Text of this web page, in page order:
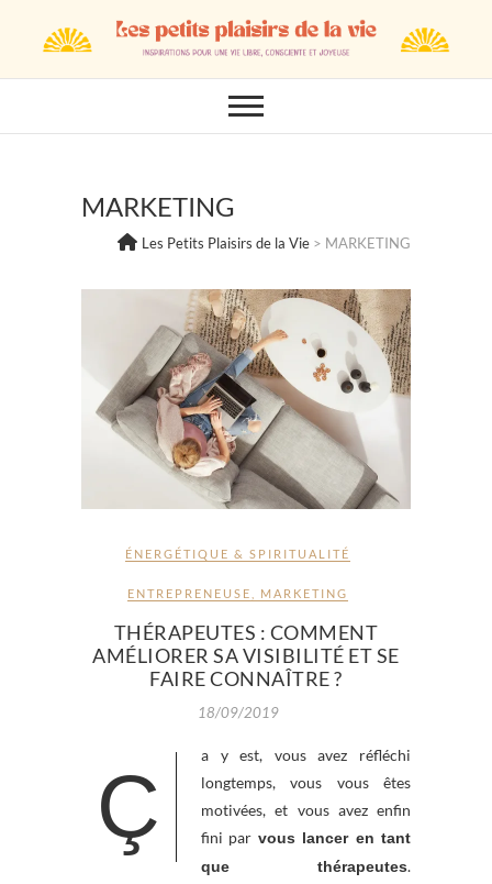
MARKETING
Les Petits Plaisirs de la Vie > MARKETING
ÉNERGÉTIQUE & SPIRITUALITÉ
ENTREPRENEUSE MARKETING
THÉRAPEUTES : COMMENT
AMÉLIORER SA VISIBILITÉ ET SE
FAIRE CONNAÎTRE ?
18/09/2019
Ç
a y est, vous avez réfléchi
longtemps, vous vous êtes
motivées, et vous avez enfin
fini par vous lancer en tant
que thérapeutes.